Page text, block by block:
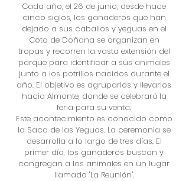
Cada año, el 26 de junio, desde hace
cinco siglos, los ganaderos que han
dejado a sus caballos y yeguas en el
Coto de Doñana se organizan en
tropas y recorren la vasta extensión del
parque para identificar a sus animales
junto a los potrillos nacidos durante el
año. El objetivo es agruparlos y llevarlos
hacia Almonte, donde se celebrará la
feria para su venta.
Este acontecimiento es conocido como
la Saca de las Yeguas. La ceremonia se
desarrolla a lo largo de tres días. El
primer día, los ganaderos buscan y
congregan a los animales en un lugar
llamado "La Reunión".